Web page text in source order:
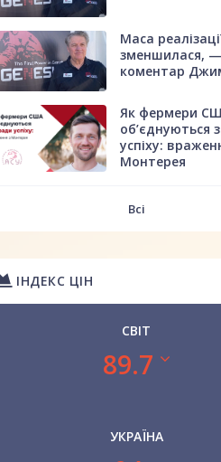
Маса
зменшилася, —
коментар
Як фермери
об’єднуються
успіху:
Монтерея
Всі
ІНДЕКС ЦІН
СВІТ
89.7
УКРАЇНА